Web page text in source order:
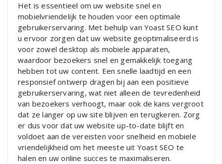
Het is essentieel om uw website snel en
mobielvriendelijk te houden voor een optimale
gebruikerservaring. Met behulp van Yoast SEO kunt
u ervoor zorgen dat uw website geoptimaliseerd is
voor zowel desktop als mobiele apparaten,
waardoor bezoekers snel en gemakkelijk toegang
hebben tot uw content. Een snelle laadtijd en een
responsief ontwerp dragen bij aan een positieve
gebruikerservaring, wat niet alleen de tevredenheid
van bezoekers verhoogt, maar ook de kans vergroot
dat ze langer op uw site blijven en terugkeren. Zorg
er dus voor dat uw website up-to-date blijft en
voldoet aan de vereisten voor snelheid en mobiele
vriendelijkheid om het meeste uit Yoast SEO te
halen en uw online succes te maximaliseren.